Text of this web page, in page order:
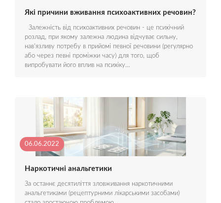
Які причини вживання психоактивних речовин?
Залежність від психоактивних речовин - це психічний
розлад, при якому залежна людина відчуває сильну,
нав'язливу потребу в прийомі певної речовини (регулярно
або через певні проміжки часу) для того, щоб
випробувати його вплив на психіку…
06.06.2022
Наркотичні анальгетики
За останнє десятиліття зловживання наркотичними
анальгетиками (рецептурними лікарськими засобами)